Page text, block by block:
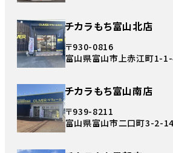
チカラもち富山北店
〒930-0816
富山県富山市上赤江町1-
チカラもち富山南店
〒939-8211
富山県富山市二口町3-2-14